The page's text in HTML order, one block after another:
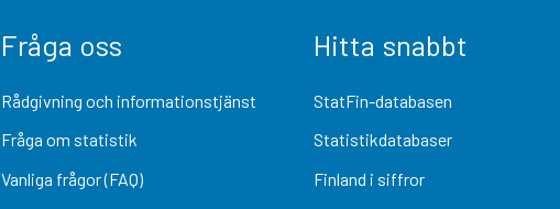
Fråga oss
Rådgivning och informationstjänst
Fråga om statistik
Vanliga frågor (FAQ)
Hitta snabbt
StatFin-databasen
Statistikdatabaser
Finland i siffror